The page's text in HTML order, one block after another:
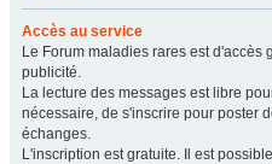
Accès au service
Le Forum maladies rares est d'accès
publicité.
La lecture des messages est libre
nécessaire, de s'inscrire pour poster
échanges.
L'inscription est gratuite. Il est